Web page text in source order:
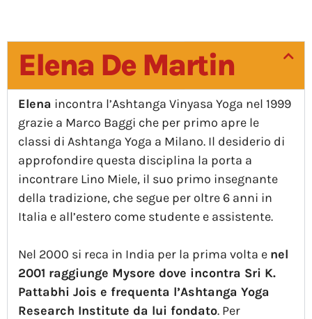
Elena De Martin
Elena incontra l’Ashtanga Vinyasa Yoga nel 1999
grazie a Marco Baggi che per primo apre le
classi di Ashtanga Yoga a Milano. Il desiderio di
approfondire questa disciplina la porta a
incontrare Lino Miele, il suo primo insegnante
della tradizione, che segue per oltre 6 anni in
Italia e all’estero come studente e assistente.
Nel 2000 si reca in India per la prima volta e nel
2001 raggiunge Mysore dove incontra Sri K.
Pattabhi Jois e frequenta l’Ashtanga Yoga
Research Institute da lui fondato. Per